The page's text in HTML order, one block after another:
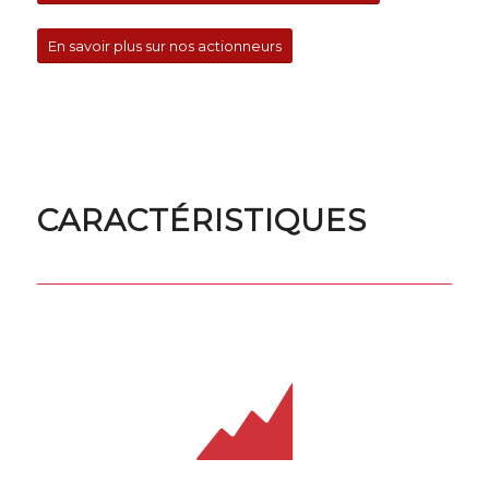
En savoir plus sur nos actionneurs
CARACTÉRISTIQUES